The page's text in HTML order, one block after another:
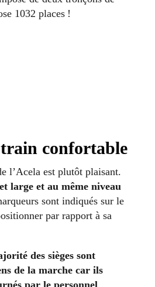
1032 places !
confortable
l’Acela est plutôt plaisant.
large et au même niveau
sont indiqués sur le
par rapport à sa
des sièges sont
de la marche car ils